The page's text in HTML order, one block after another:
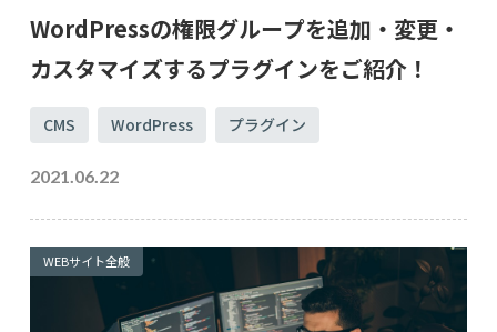
WordPressの権限グループを追加・変更・
カスタマイズするプラグインをご紹介！
CMS WordPress プラグイン
2021.06.22
WEBサイト全般